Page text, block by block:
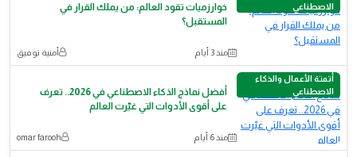
الاصطناعي
خوارزميات تقود العالم: من يملك القرار في
المستقبل؟
منذ 3 أيام أمنية توفيق
أتمتة الأعمال والذكاء
الاصطناعي
أفضل نماذج الذكاء الاصطناعي في 2026.. تعرف
على أقوى الأدوات التي غيّرت العالم
منذ 6 أيام omar farooh